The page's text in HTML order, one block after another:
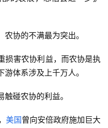
协的不满最为突出。
损害农协利益，而农协是执
体系涉及上千万人。
碰农协的利益。
美国 曾向安倍政府施加巨大